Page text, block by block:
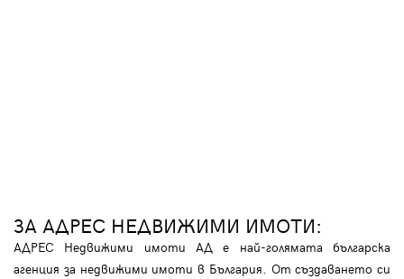
ЗА АДРЕС НЕДВИЖИМИ ИМОТИ:
АДРЕС Недвижими имоти АД е най-голямата българска
агенция за недвижими имоти в България. От създаването си